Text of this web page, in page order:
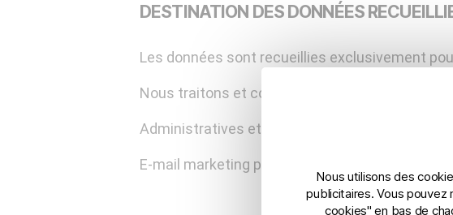
DESTINATION DES DONNÉES
Les données sont recueillies exclusivement
Nous traitons et conservons vos données
Administratives et commerciales : gestion et
E-mail marketing pour ALEC18 : informations,
Nous utilisons des
publicitaires. Vous
cookies" en bas de